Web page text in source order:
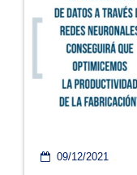
09/12/2021